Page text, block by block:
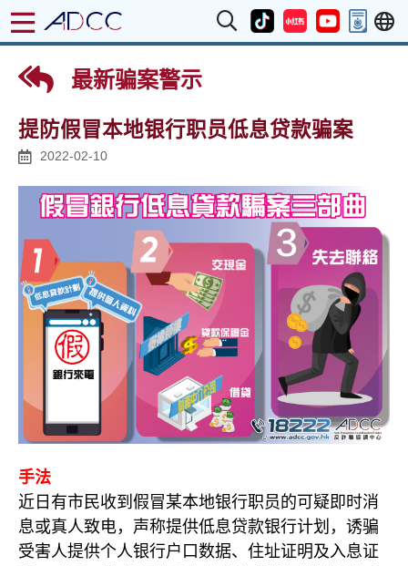
最新骗案警示
提防假冒本地银行职员低息贷款骗案
2022-02-10
手法
近日有市民收到假冒某本地银行职员的可疑即时消
息或真人致电，声称提供低息贷款银行计划，诱骗
受害人提供个人银行户口数据、住址证明及入息证